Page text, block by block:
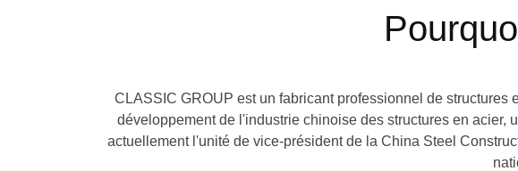
CLASSIC GROUP est un fabricant professionnel de
développement de l'industrie chinoise des structures en acier,
actuellement l'unité de vice-président de la China Steel